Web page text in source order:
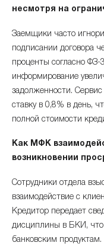
несмотря на
Заемщики часто
подписании договора
проценты согласно
информирование
задолженности.
ставку в 0,8% в день,
полной стоимости
Как МФК
возникновении
Сотрудники отдела
взаимодействие с
Кредитор передает
дисциплины в БКИ, что
банковским